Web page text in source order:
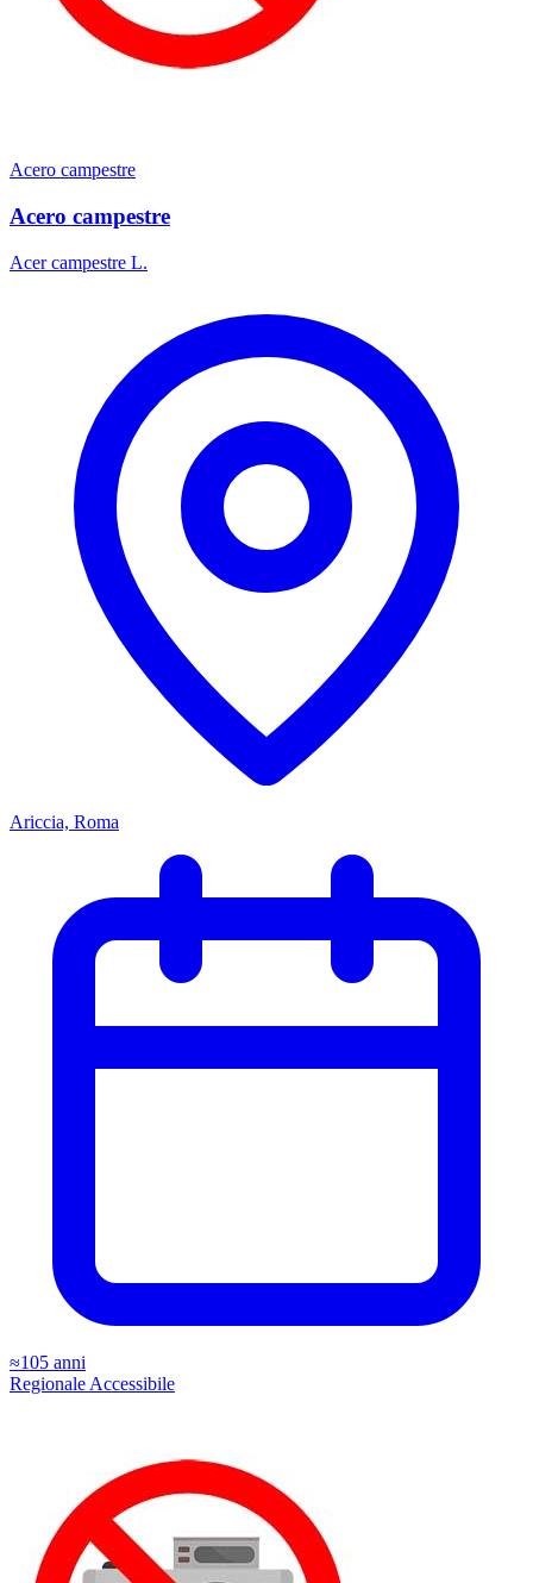
Acero campestre
Acero campestre
Acer campestre L.
Ariccia, Roma
≈105 anni
Regionale Accessibile